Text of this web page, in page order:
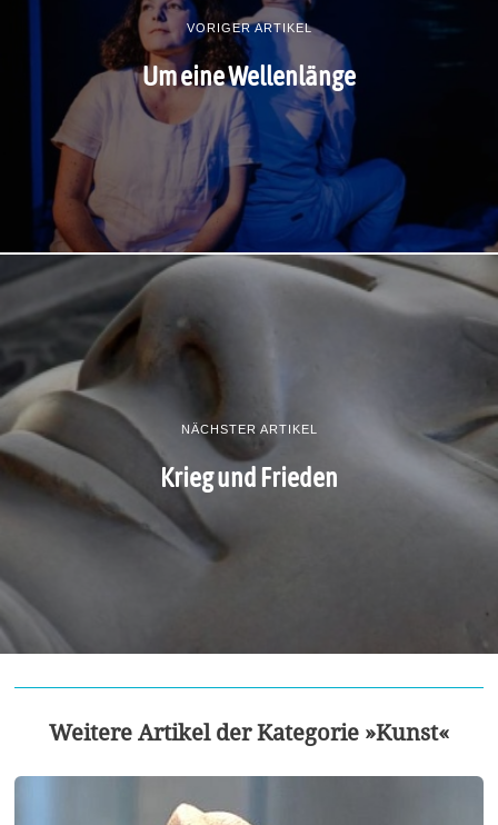
VORIGER ARTIKEL
Um eine Wellenlänge
NÄCHSTER ARTIKEL
Krieg und Frieden
Weitere Artikel der Kategorie »Kunst«